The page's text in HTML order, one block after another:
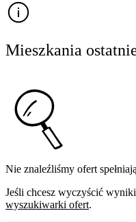
Mieszkania
Nie znaleźliśmy ofert
Jeśli chcesz wyczyścić
wyszukiwarki ofert.